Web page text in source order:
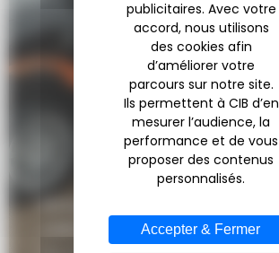
Marquage véhicule – L’Atelier
publicitaires. Avec votre
accord, nous utilisons
des cookies afin
d’améliorer votre
parcours sur notre site.
Ils permettent à CIB d’en
mesurer l’audience, la
performance et de vous
proposer des contenus
personnalisés.
Accepter & Fermer